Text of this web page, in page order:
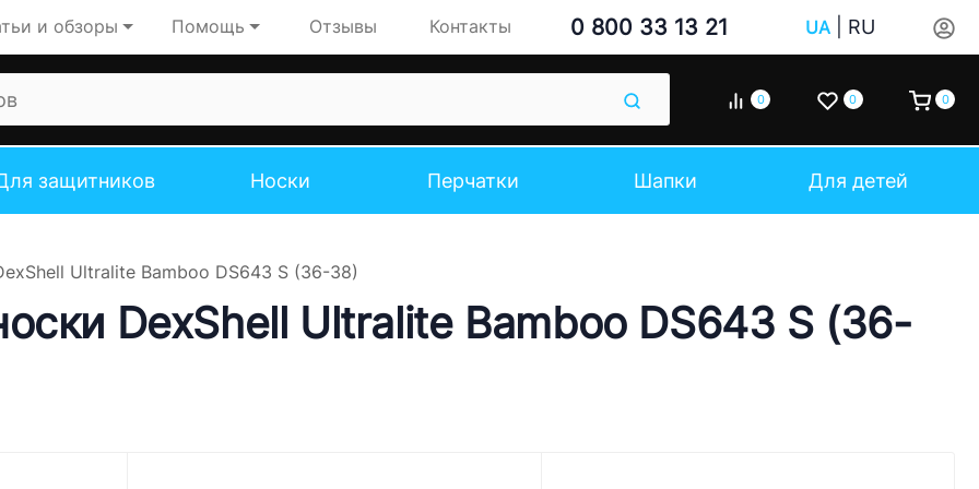
и обзоры Помощь Отзывы Контакты 0 800 33 13 21 UA| RU
0 0 0
защитников Носки Перчатки Шапки Для детей
Ultralite Bamboo DS643 S (36-38)
DexShell Ultralite Bamboo DS643 S (36-